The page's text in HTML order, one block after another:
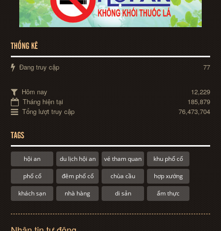
THỐNG KÊ
Đang truy cập 77
Hôm nay
12,229
Tháng hiện tại
185,879
Tổng lượt truy cập
76,473,704
TAGS
hội an du lịch hội an vé tham quan khu phố cổ
phố cổ đêm phố cổ chùa cầu hợp xướng
khách sạn nhà hàng di sản ẩm thực